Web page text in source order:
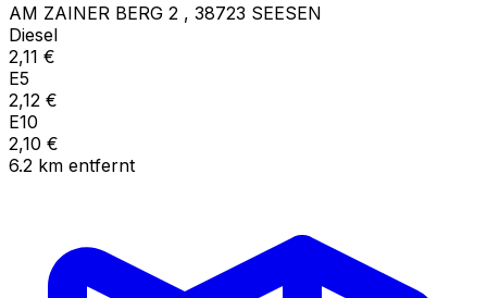
AM ZAINER BERG 2 , 38723 SEESEN
Diesel
2,11 €
E5
2,12 €
E10
2,10 €
6.2 km entfernt